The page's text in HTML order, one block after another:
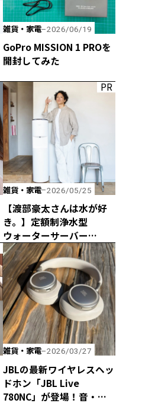
雑貨・家電 2026/06/19
GoPro MISSION 1 PROを
開封してみた
PR
雑貨・家電 2026/05/25
【渡部豪太さんは水が好
き。】定額制浄水型
ウォーターサーバー
every frecious tallを
使ってみた
雑貨・家電 2026/03/27
JBLの最新ワイヤレスヘッ
ドホン「JBL Live
780NC」が登場！音・装